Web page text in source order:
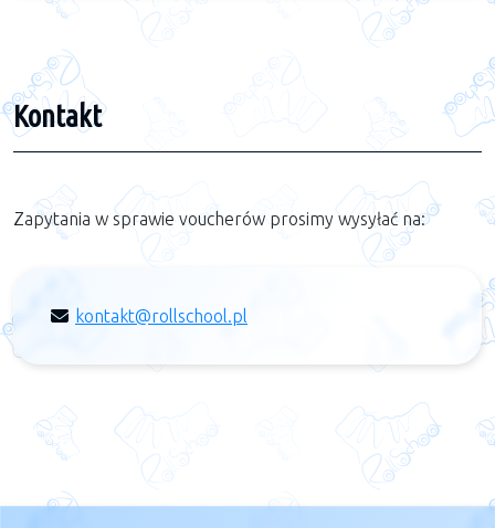
Kontakt
Zapytania w sprawie voucherów prosimy wysyłać na:
kontakt@rollschool.pl